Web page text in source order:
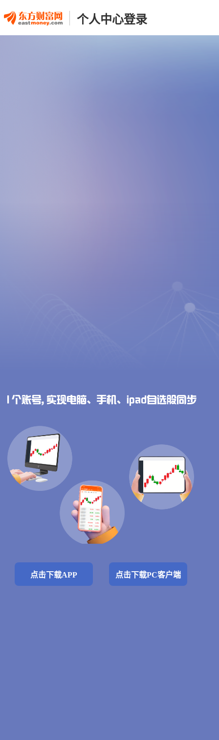
个人中心登录
点击下载APP 点击下载PC客户端